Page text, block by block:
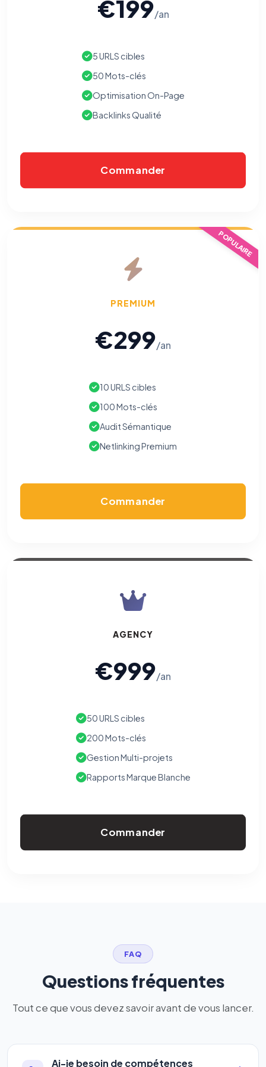
€199/an
5 URLS cibles
50 Mots-clés
Optimisation On-Page
Backlinks Qualité
Commander
POPULAIRE
PREMIUM
€299/an
10 URLS cibles
100 Mots-clés
Audit Sémantique
Netlinking Premium
Commander
AGENCY
€999/an
50 URLS cibles
200 Mots-clés
Gestion Multi-projets
Rapports Marque Blanche
Commander
FAQ
Questions fréquentes
Tout ce que vous devez savoir avant de vous lancer.
Ai-je besoin de compétences
Cookies essentiels
Nécessaires au fonctionnement du site : session, sécurité,
Cookies analytiques
(pages visitées, durée de visite) pour l'améliorer. Données
Cookies marketing
Meta/Facebook). Vous pouvez les refuser sans impact sur
Traceurs des courriels HORS SITE WEB
pixels 2026 / FAQ juillet 2026).Ce suivi n'est pas géré par ce
(cadre distinct du site web). Pour vous y
lien dédié en pied de chaque courriel